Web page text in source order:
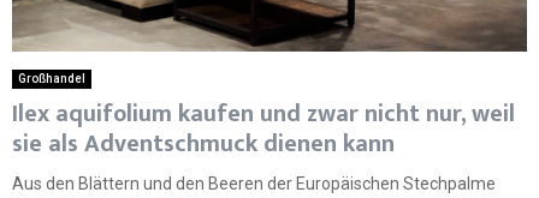
Großhandel
Ilex aquifolium kaufen und zwar nicht nur, weil
sie als Adventschmuck dienen kann
Aus den Blättern und den Beeren der Europäischen Stechpalme